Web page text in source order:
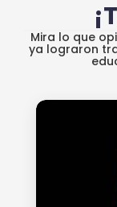
Mira lo que
ya lograron